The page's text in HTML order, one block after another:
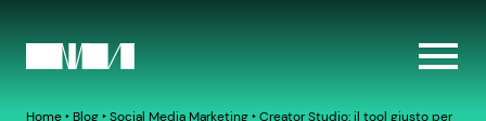
Home‣ Blog‣Social Media Marketing‣Creator Studio: il tool giusto per